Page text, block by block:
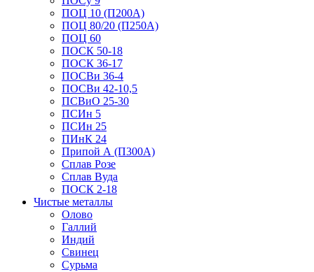
ПОЦ 10 (П200А)
ПОЦ 80/20 (П250А)
ПОЦ 60
ПОСК 50-18
ПОСК 36-17
ПОСВи 36-4
ПОСВи 42-10,5
ПСВиО 25-30
ПСИн 5
ПСИн 25
ПИнК 24
Припой А (П300А)
Сплав Розе
Сплав Вуда
ПОСК 2-18
Чистые металлы
Олово
Галлий
Индий
Свинец
Сурьма